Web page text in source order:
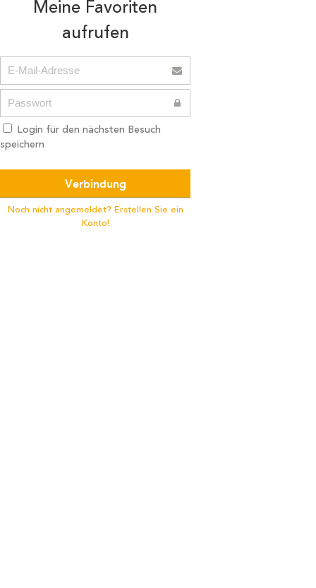
Meine Favoriten
aufrufen
Login für den nächsten Besuch
speichern
Noch nicht angemeldet? Erstellen Sie ein
Konto!